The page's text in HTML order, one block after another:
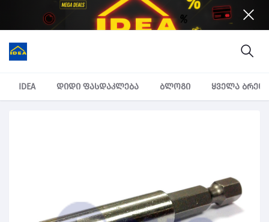
IDEA დიდი ფასდაკლება ბლოგი ყველა